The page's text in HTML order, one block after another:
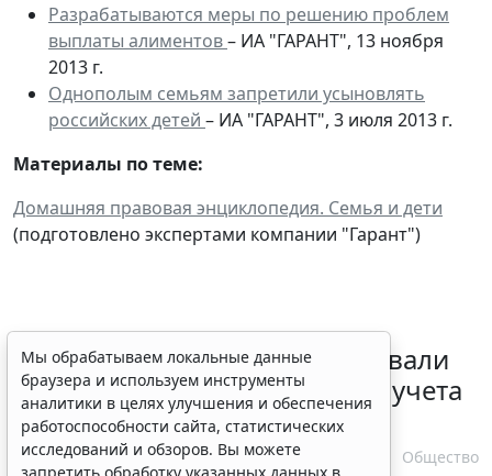
Разрабатываются меры по решению проблем
выплаты алиментов– ИА "ГАРАНТ", 13 ноября
2013 г.
Однополым семьям запретили усыновлять
российских детей – ИА "ГАРАНТ", 3 июля 2013 г.
Материалы по теме:
Домашняя правовая энциклопедия. Семья и дети
(подготовлено экспертами компании "Гарант")
Депутаты Госдумы инициировали
ужесточение миграционного учета
в регионах
6 августа 2026 17:20 Общество
Мы обрабатываем локальные данные
браузера и используем инструменты
аналитики в целях улучшения и обеспечения
работоспособности сайта, статистических
исследований и обзоров. Вы можете